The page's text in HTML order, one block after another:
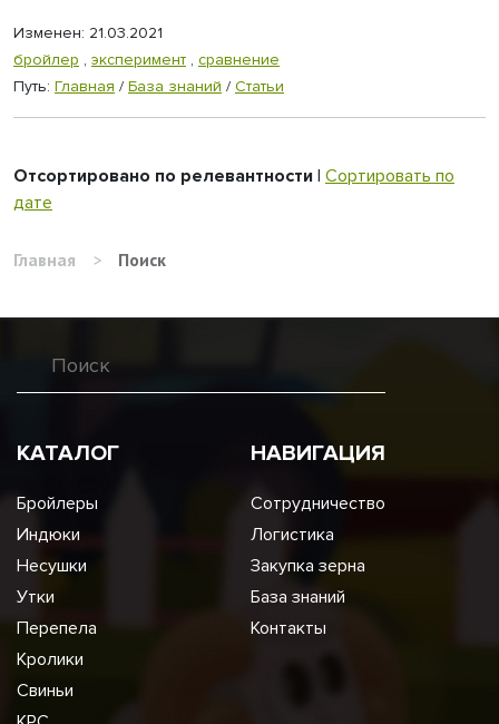
Изменен: 21.03.2021
бройлер , эксперимент , сравнение
Путь: Главная / База знаний / Статьи
Отсортировано по релевантности | Сортировать по
дате
Главная > Поиск
КАТАЛОГ
Бройлеры
Индюки
Несушки
Утки
Перепела
Кролики
Свиньи
НАВИГАЦИЯ
Сотрудничество
Логистика
Закупка зерна
База знаний
Контакты